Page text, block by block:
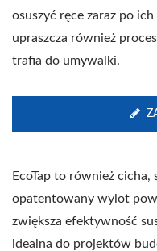
osuszyć ręce zaraz po
upraszcza również
trafia do umywalki.
EcoTap to również
opatentowany wylot
zwiększa efektywność
idealna do projektów